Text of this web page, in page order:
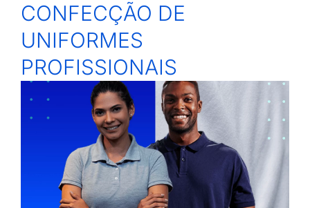
CONFECÇÃO DE
UNIFORMES
PROFISSIONAIS